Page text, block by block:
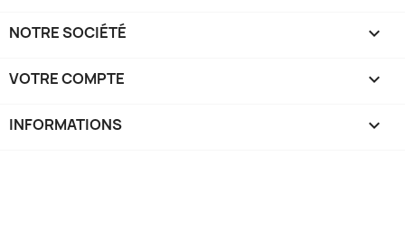
NOTRE SOCIÉTÉ 
VOTRE COMPTE 
INFORMATIONS keyboard_arrow_down